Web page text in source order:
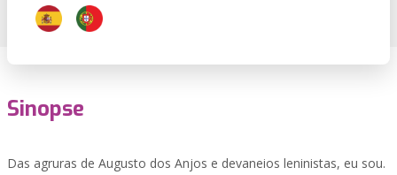
Sinopse
Das agruras de Augusto dos Anjos e devaneios leninistas, eu sou.